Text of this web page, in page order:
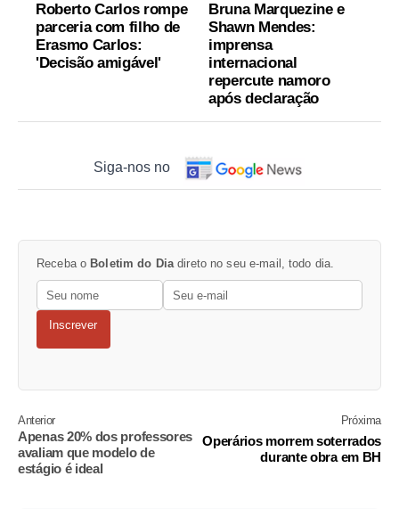
Roberto Carlos rompe
parceria com filho de
Erasmo Carlos:
'Decisão amigável'
Bruna Marquezine e
Shawn Mendes:
imprensa
internacional
repercute namoro
após declaração
Siga-nos no
Receba o Boletim do Dia direto no seu e-mail, todo dia.
Inscrever
Anterior
Apenas 20% dos professores
avaliam que modelo de
estágio é ideal
Próxima
Operários morrem soterrados
durante obra em BH